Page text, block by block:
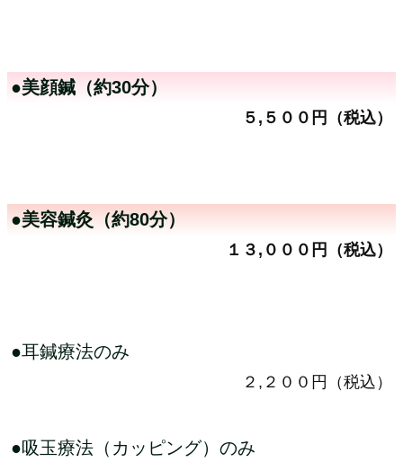
●美顔鍼（約30分）
５,５００円（税込）
●美容鍼灸（約80分）
１３,０００円（税込）
●耳鍼療法のみ
２,２００円（税込）
●吸玉療法（カッピング）のみ